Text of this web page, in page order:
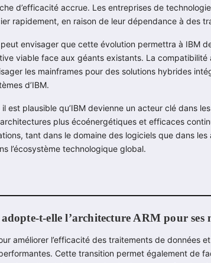
d’efficacité accrue. Les entreprises de
rapidement, en raison de leur dépendance à des
envisager que cette évolution permettra à IBM
viable face aux géants existants. La
les mainframes pour des solutions hybrides
d’IBM.
est plausible qu’IBM devienne un acteur clé dans
plus écoénergétiques et efficaces
tant dans le domaine des logiciels que dans
l’écosystème technologique global.
t-elle l’architecture ARM pour ses
améliorer l’efficacité des traitements de données
Cette transition permet également de